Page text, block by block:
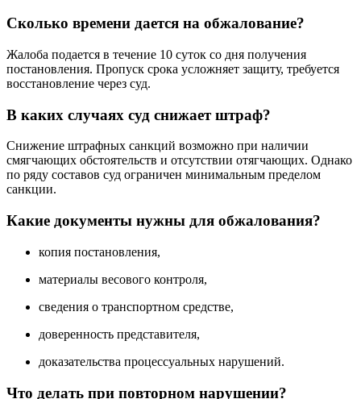
Сколько времени дается на обжалование?
Жалоба подается в течение 10 суток со дня получения
постановления. Пропуск срока усложняет защиту, требуется
восстановление через суд.
В каких случаях суд снижает штраф?
Снижение штрафных санкций возможно при наличии
смягчающих обстоятельств и отсутствии отягчающих. Однако
по ряду составов суд ограничен минимальным пределом
санкции.
Какие документы нужны для обжалования?
копия постановления,
материалы весового контроля,
сведения о транспортном средстве,
доверенность представителя,
доказательства процессуальных нарушений.
Что делать при повторном нарушении?